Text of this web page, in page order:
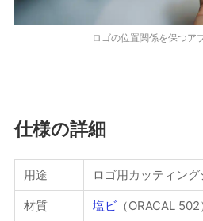
ロゴの位置関係を保つア
仕様の詳細
用途 ロゴ用カッティング
材質 塩ビ （ORACAL